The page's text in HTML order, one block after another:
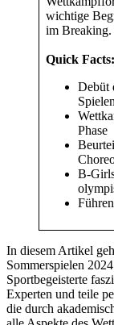
wichtige
im Breaking.
Quick Facts:
Debüt
Spielen
Phase
B-
In diesem Artikel
Sommerspielen
Sportbegeisterte
Experten und teile
die durch